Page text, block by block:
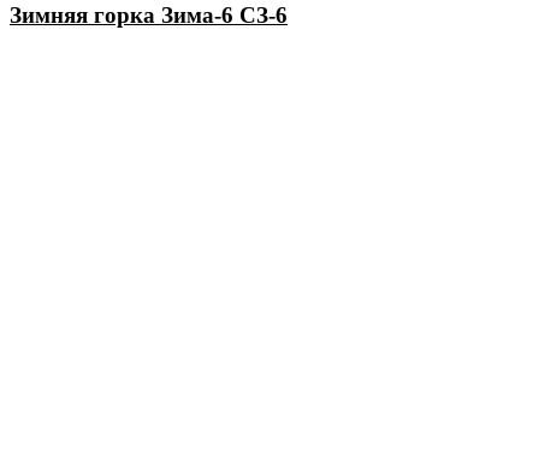
Зимняя горка Зима-6 СЗ-6